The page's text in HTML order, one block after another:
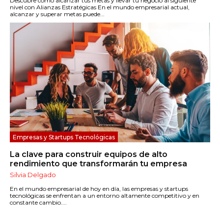
nivel con Alianzas Estratégicas En el mundo empresarial actual,
alcanzar y superar metas puede...
Empresas y Startups Tecnológicas
La clave para construir equipos de alto
rendimiento que transformarán tu empresa
Silvia Delgado
En el mundo empresarial de hoy en día, las empresas y startups
tecnológicas se enfrentan a un entorno altamente competitivo y en
constante cambio....